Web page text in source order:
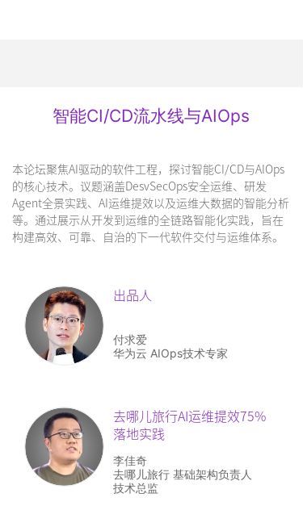
智能CI/CD流水线与AIOps
本论坛聚焦AI驱动的软件工程，探讨智能CI/CD与AIOps
的核心技术。议题涵盖DesvSecOps安全运维、研发
Agent全景实践、AI运维提效以及运维大数据的智能分析
等。通过展示从开发到运维的全链路智能化实践，旨在
构建高效、可靠、自治的下一代软件交付与运维体系。
出品人
付求爱
华为云 AIOps技术专家
去哪儿旅行AI运维提效75%
落地实践
李佳奇
去哪儿旅行 基础架构负责人
技术总监